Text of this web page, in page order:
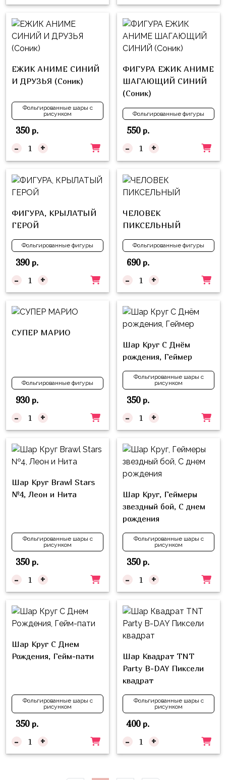
ЕЖИК АНИМЕ СИНИЙ
И ДРУЗЬЯ (Соник)
Фольгированные шары с
рисунком
350р.
- +
ФИГУРА ЕЖИК АНИМЕ
ШАГАЮЩИЙ СИНИЙ
(Соник)
Фольгированные фигуры
550р.
- +
ФИГУРА, КРЫЛАТЫЙ
ГЕРОЙ
Фольгированные фигуры
390р.
- +
ЧЕЛОВЕК
ПИКСЕЛЬНЫЙ
Фольгированные фигуры
690р.
- +
СУПЕР МАРИО
Фольгированные фигуры
930р.
- +
Шар Круг С Днём
рождения, Геймер
Фольгированные шары с
рисунком
350р.
- +
Шар Круг Brawl Stars
№4, Леон и Нита
Фольгированные шары с
рисунком
350р.
- +
Шар Круг, Геймеры
звездный бой, С днем
рождения
Фольгированные шары с
рисунком
350р.
- +
Шар Круг С Днем
Рождения, Гейм-пати
Фольгированные шары с
рисунком
350р.
- +
Шар Квадрат TNT
Party B-DAY Пиксели
квадрат
Фольгированные шары с
рисунком
400р.
- +